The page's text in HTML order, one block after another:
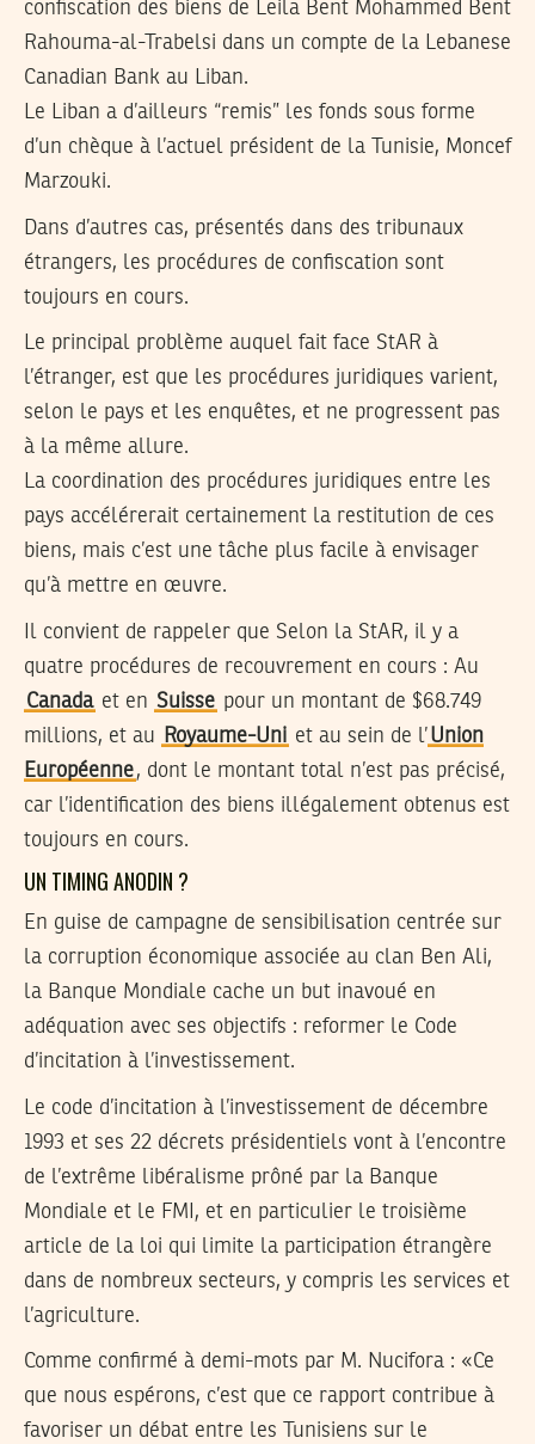
confiscation des biens de Leila Bent Mohammed Bent
Rahouma-al-Trabelsi dans un compte de la Lebanese
Canadian Bank au Liban.
Le Liban a d’ailleurs “remis” les fonds sous forme
d’un chèque à l’actuel président de la Tunisie, Moncef
Marzouki.
Dans d’autres cas, présentés dans des tribunaux
étrangers, les procédures de confiscation sont
toujours en cours.
Le principal problème auquel fait face StAR à
l’étranger, est que les procédures juridiques varient,
selon le pays et les enquêtes, et ne progressent pas
à la même allure.
La coordination des procédures juridiques entre les
pays accélérerait certainement la restitution de ces
biens, mais c’est une tâche plus facile à envisager
qu’à mettre en œuvre.
Il convient de rappeler que Selon la StAR, il y a
quatre procédures de recouvrement en cours : Au
Canada et en Suisse pour un montant de $68.749
millions, et au
Royaume-Uni et au sein de l’Union
Européenne, dont le montant total n’est pas précisé,
car l’identification des biens illégalement obtenus est
toujours en cours.
UN TIMING ANODIN ?
En guise de campagne de sensibilisation centrée sur
la corruption économique associée au clan Ben Ali,
la Banque Mondiale cache un but inavoué en
adéquation avec ses objectifs : reformer le Code
d’incitation à l’investissement.
Le code d’incitation à l’investissement de décembre
1993 et ses 22 décrets présidentiels vont à l’encontre
de l’extrême libéralisme prôné par la Banque
Mondiale et le FMI, et en particulier le troisième
article de la loi qui limite la participation étrangère
dans de nombreux secteurs, y compris les services et
l’agriculture.
Comme confirmé à demi-mots par M. Nucifora : «Ce
que nous espérons, c’est que ce rapport contribue à
favoriser un débat entre les Tunisiens sur le